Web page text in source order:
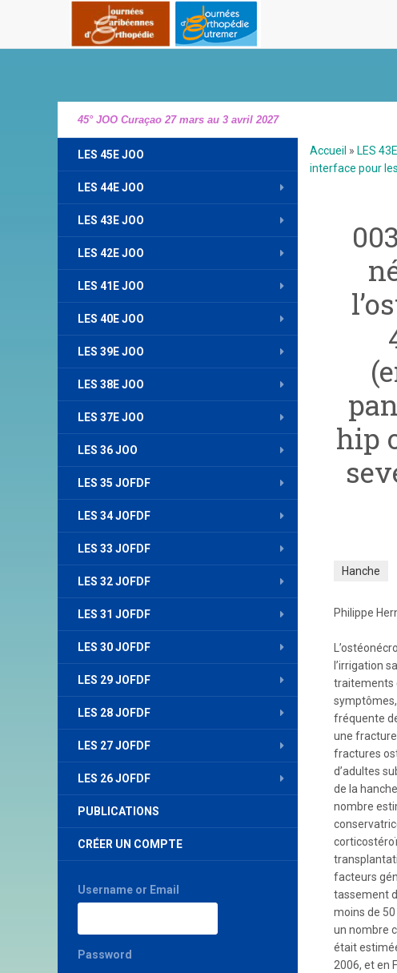
45° JOO Curaçao 27 mars au 3 avril 2027
LES 45E JOO
LES 44E JOO
LES 43E JOO
LES 42E JOO
LES 41E JOO
LES 40E JOO
LES 39E JOO
LES 38E JOO
LES 37E JOO
LES 36 JOO
LES 35 JOFDF
LES 34 JOFDF
LES 33 JOFDF
LES 32 JOFDF
LES 31 JOFDF
LES 30 JOFDF
LES 29 JOFDF
LES 28 JOFDF
LES 27 JOFDF
LES 26 JOFDF
PUBLICATIONS
CRÉER UN COMPTE
Username or Email
Password
Accueil » LES
interface pour
hip
Hanche
Philippe
l’irrigation
traitements
fréquente
une
fractures
d’adultes
de la
nombre
facteurs
tassement
moins de
un nombre
était
2006, et en